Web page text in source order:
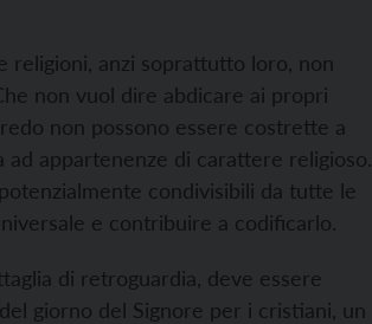
religioni, anzi soprattutto loro, non
non vuol dire abdicare ai propri
non possono essere costrette a
appartenenze di carattere religioso.
condivisibili da tutte le
e contribuire a codificarlo.
di retroguardia, deve essere
giorno del Signore per i cristiani, un